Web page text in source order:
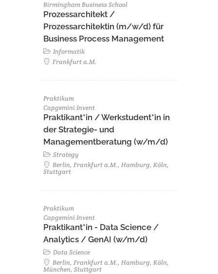
Birmingham Business School
Prozessarchitekt /
Prozessarchitektin (m/w/d) für
Business Process Management
Informatik
Frankfurt a.M.
Praktikum
Capgemini Invent
Praktikant*in / Werkstudent*in in
der Strategie- und
Managementberatung (w/m/d)
Strategy
Berlin, Frankfurt a.M., Hamburg, Köln,
Stuttgart
Praktikum
Capgemini Invent
Praktikant*in - Data Science /
Analytics / GenAI (w/m/d)
Data Science
Berlin, Frankfurt a.M., Hamburg, Köln,
München, Stuttgart